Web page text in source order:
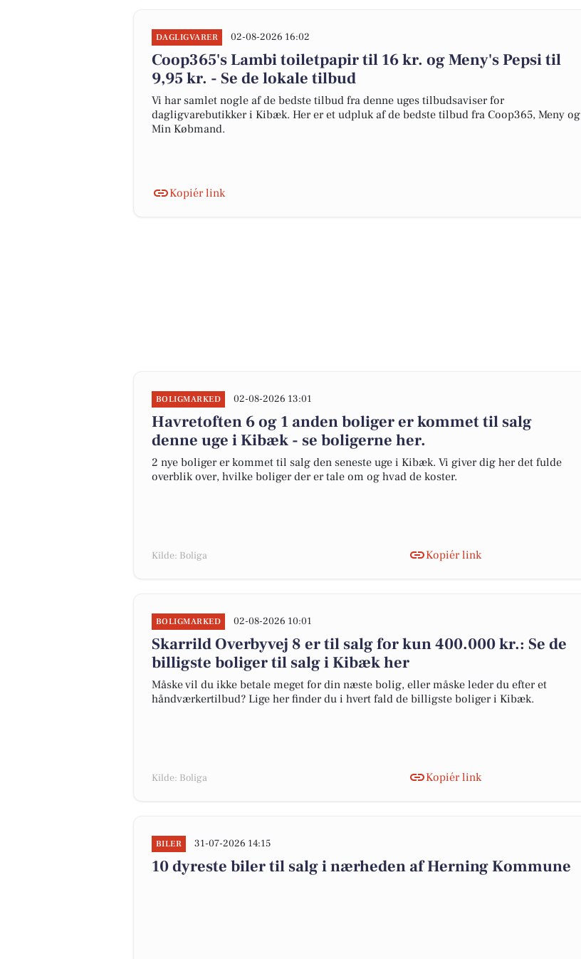
DAGLIGVARER 02-08-2026 16:02
Coop365's Lambi toiletpapir til 16 kr. og Meny's Pepsi til
9,95 kr. - Se de lokale tilbud
Vi har samlet nogle af de bedste tilbud fra denne uges tilbudsaviser for
dagligvarebutikker i Kibæk. Her er et udpluk af de bedste tilbud fra Coop365, Meny og
Min Købmand.
Kopiér link
BOLIGMARKED 02-08-2026 13:01
Havretoften 6 og 1 anden boliger er kommet til salg
denne uge i Kibæk - se boligerne her.
2 nye boliger er kommet til salg den seneste uge i Kibæk. Vi giver dig her det fulde
overblik over, hvilke boliger der er tale om og hvad de koster.
Kilde: Boliga Kopiér link
BOLIGMARKED 02-08-2026 10:01
Skarrild Overbyvej 8 er til salg for kun 400.000 kr.: Se de
billigste boliger til salg i Kibæk her
Måske vil du ikke betale meget for din næste bolig, eller måske leder du efter et
håndværkertilbud? Lige her finder du i hvert fald de billigste boliger i Kibæk.
Kilde: Boliga Kopiér link
BILER 31-07-2026 14:15
10 dyreste biler til salg i nærheden af Herning Kommune